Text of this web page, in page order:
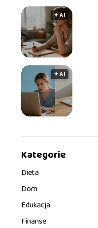
🟅 AI
🟅 AI
Kategorie
Dieta
Dom
Edukacja
Finanse